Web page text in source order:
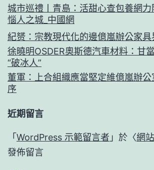
城市巡禮丨青島：活甜心查包養網
惱人之城_中國網
紀赟：宗教現代化的邊億嵐辦公家具
徐曉明OSDER奧斯德汽車材料：甘
“破冰人”
董軍：上合組織應當堅定維億嵐辦
序
近期留言
「 WordPress 示範留言者 」於〈網
發佈留言